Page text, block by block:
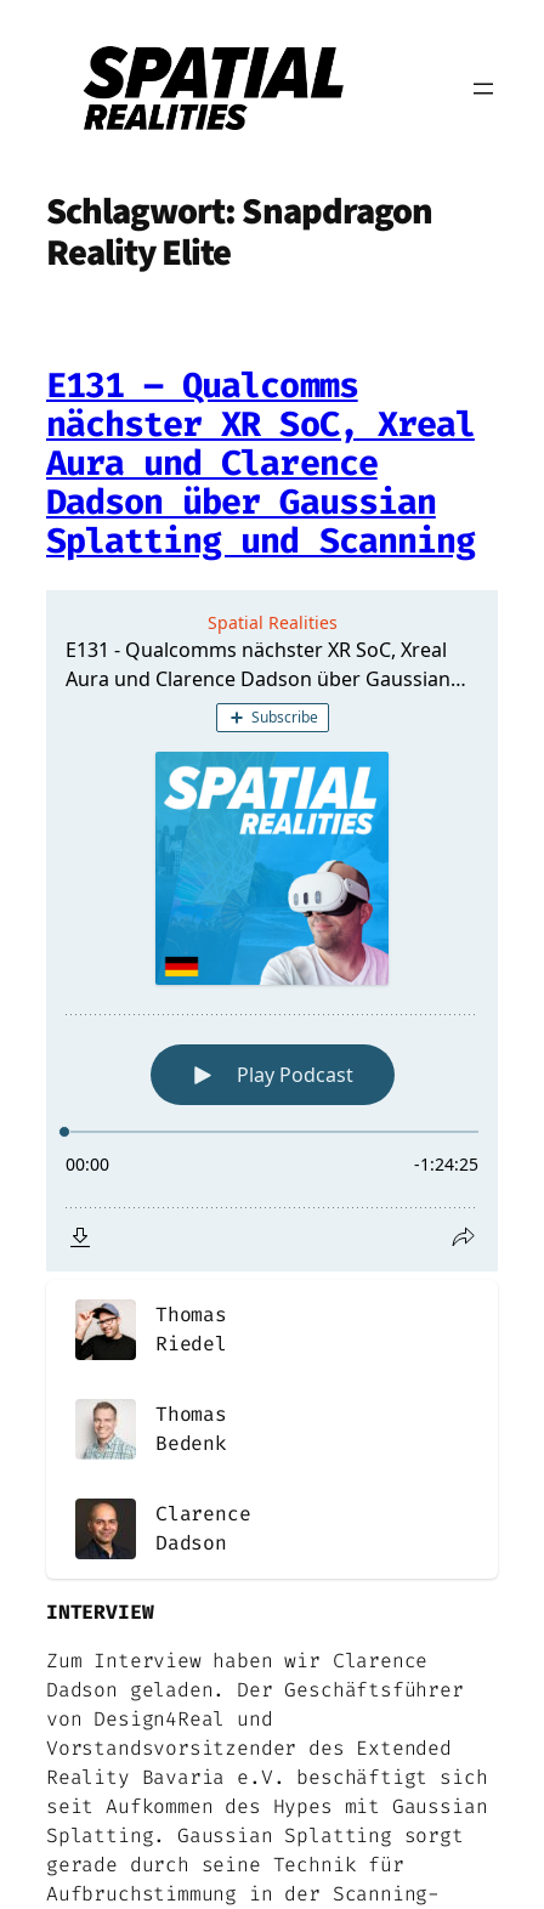
springen
Schlagwort:Snapdragon
Reality Elite
E131 – Qualcomms
nächster XR SoC, Xreal
Aura und Clarence
Dadson über Gaussian
Splatting und Scanning
Thomas
Riedel
Thomas
Bedenk
Clarence
Dadson
INTERVIEW
Zum Interview haben wir Clarence
Dadson geladen. Der Geschäftsführer
von Design4Real und
Vorstandsvorsitzender des Extended
Reality Bavaria e.V. beschäftigt sich
seit Aufkommen des Hypes mit Gaussian
Splatting. Gaussian Splatting sorgt
gerade durch seine Technik für
Aufbruchstimmung in der Scanning-